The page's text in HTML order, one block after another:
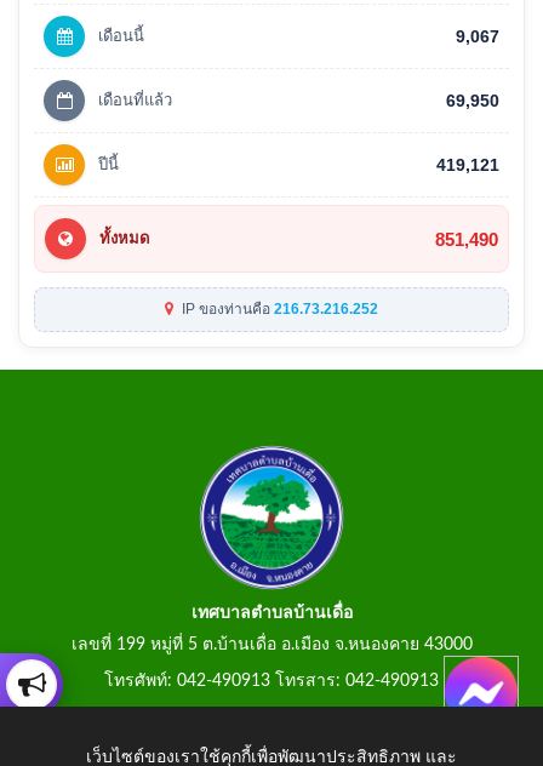
เดือนนี้ 9,067
เดือนที่แล้ว 69,950
ปีนี้ 419,121
ทั้งหมด 851,490
IP ของท่านคือ 216.73.216.252
เทศบาลตำบลบ้านเดื่อ
เลขที่ 199 หมู่ที่ 5 ต.บ้านเดื่อ อ.เมือง จ.หนองคาย 43000
โทรศัพท์: 042-490913 โทรสาร: 042-490913
เว็บไซต์ของเราใช้คุกกี้เพื่อพัฒนาประสิทธิภาพ และ